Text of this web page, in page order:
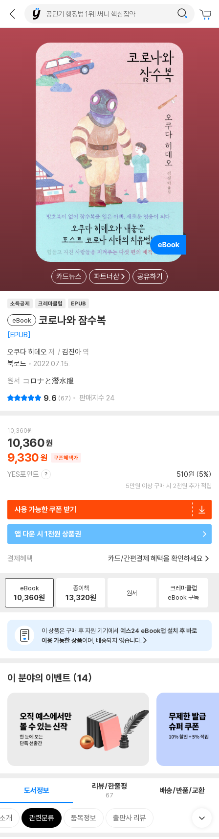
카드뉴스 파트너샵 공유하기
소득공제 크레마클럽 EPUB
eBook 코로나와 잠수복
EPUB
오쿠다 히데오 저 김진아역
북로드
2022.07.15.
원서 コロナと潛水服
9.6 67 판매지수 24
10,360원
9,330
10,360
쿠폰혜택가
YES포인트 510원 (5%)
5만원 이상 구매 시 2천원 추가 적립
사용 가능한 쿠폰 받기
앱 다운 시 1천원 상품권
결제혜택 카드/간편결제 혜택을 확인하세요
eBook
10,360원
종이책
13,320원 원서
크레마클럽
eBook 구독
이 상품은 구매 후 지원 기기에서 예스24 eBook앱 설치 후 바로
이용 가능한 상품이며, 배송되지 않습니다.
이 분야의 이벤트 14
도서정보 리뷰/한줄평
67 배송/반품/교환
개 관련분류 품목정보 출판사 리뷰